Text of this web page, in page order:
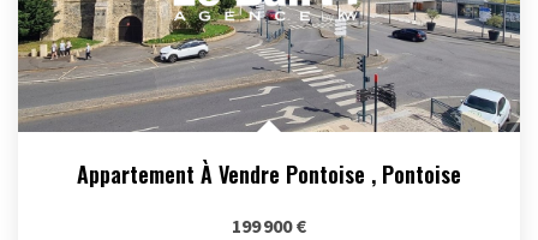
Appartement À Vendre Pontoise , Pontoise
199 900 €